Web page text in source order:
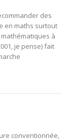
des
en maths surtout
à
je pense) fait
conventionnée,